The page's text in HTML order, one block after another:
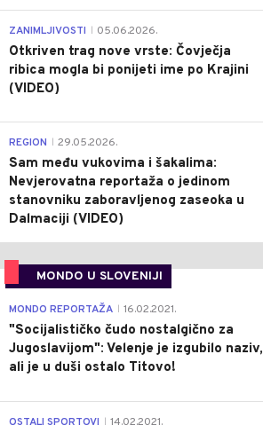
ZANIMLJIVOSTI 05.06.2026.
Otkriven trag nove vrste: Čovječja
ribica mogla bi ponijeti ime po Krajini
(VIDEO)
REGION 29.05.2026.
Sam među vukovima i šakalima:
Nevjerovatna reportaža o jedinom
stanovniku zaboravljenog zaseoka u
Dalmaciji (VIDEO)
MONDO U SLOVENIJI
MONDO REPORTAŽA 16.02.2021.
"Socijalističko čudo nostalgično za
Jugoslavijom": Velenje je izgubilo naziv,
ali je u duši ostalo Titovo!
OSTALI SPORTOVI 14.02.2021.